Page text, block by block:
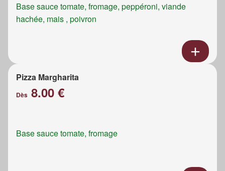
Base sauce tomate, fromage, peppéroni, viande
hachée, mais , poivron
Pizza Margharita
Dès 8.00 €
Base sauce tomate, fromage